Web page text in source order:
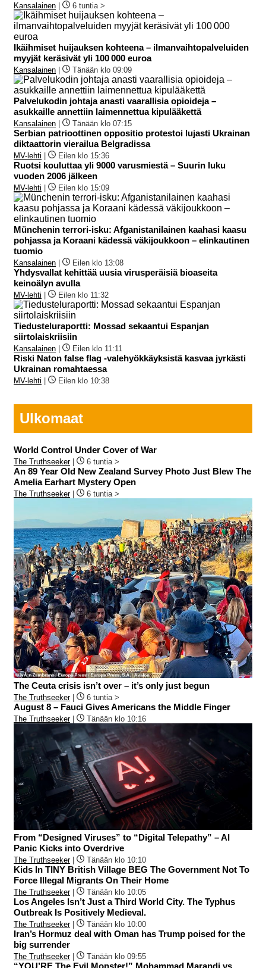
Kansalainen 6 tuntia >
Ikäihmiset huijauksen kohteena – ilmanvaihtopalveluiden
myyjät keräsivät yli 100 000 euroa
Kansalainen Tänään klo 09:09
Palvelukodin johtaja anasti vaarallisia opioideja –
asukkaille annettiin laimennettua kipulääkettä
Kansalainen Tänään klo 07:15
Serbian patrioottinen oppositio protestoi lujasti Ukrainan
diktaattorin vierailua Belgradissa
MV-lehti Eilen klo 15:36
Ruotsi kouluttaa yli 9000 varusmiestä – Suurin luku
vuoden 2006 jälkeen
MV-lehti Eilen klo 15:09
Münchenin terrori-isku: Afganistanilainen kaahasi kaasu
pohjassa ja Koraani kädessä väkijoukkoon – elinkautinen
tuomio
Kansalainen Eilen klo 13:08
Yhdysvallat kehittää uusia virusperäisiä bioaseita
keinoälyn avulla
MV-lehti Eilen klo 11:32
Tiedusteluraportti: Mossad sekaantui Espanjan
siirtolaiskriisiin
Kansalainen Eilen klo 11:11
Riski Naton false flag -valehyökkäyksistä kasvaa jyrkästi
Ukrainan romahtaessa
MV-lehti Eilen klo 10:38
Ulkomaat
World Control Under Cover of War
The Truthseeker| 6 tuntia >
An 89 Year Old New Zealand Survey Photo Just Blew The
Amelia Earhart Mystery Open
The Truthseeker| 6 tuntia >
The Ceuta crisis isn’t over – it’s only just begun
The Truthseeker| 6 tuntia >
August 8 – Fauci Gives Americans the Middle Finger
The Truthseeker| Tänään klo 10:16
From “Designed Viruses” to “Digital Telepathy” – AI
Panic Kicks into Overdrive
The Truthseeker| Tänään klo 10:10
Kids In TINY British Village BEG The Government Not To
Force Illegal Migrants On Their Home
The Truthseeker| Tänään klo 10:05
Los Angeles Isn’t Just a Third World City. The Typhus
Outbreak Is Positively Medieval.
The Truthseeker| Tänään klo 10:00
Iran’s Hormuz deal with Oman has Trump poised for the
big surrender
The Truthseeker| Tänään klo 09:55